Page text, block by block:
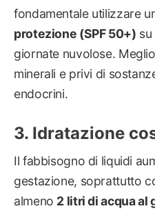
fondamentale utilizzare
protezione (SPF 50+)
giornate nuvolose.
minerali e privi di
endocrini.
Idratazione
Il fabbisogno di liquidi
gestazione, soprattutto
almeno 2 litri di acqua al